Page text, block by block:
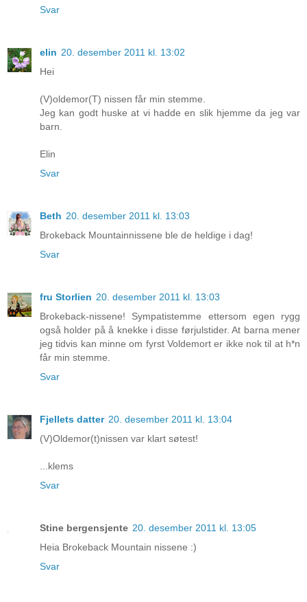
Svar
elin 20. desember 2011 kl. 13:02
Hei
(V)oldemor(T) nissen får min stemme.
Jeg kan godt huske at vi hadde en slik hjemme da jeg var
barn.
Elin
Svar
Beth 20. desember 2011 kl. 13:03
Brokeback Mountainnissene ble de heldige i dag!
Svar
fru Storlien 20. desember 2011 kl. 13:03
Brokeback-nissene! Sympatistemme ettersom egen rygg
også holder på å knekke i disse førjulstider. At barna mener
jeg tidvis kan minne om fyrst Voldemort er ikke nok til at h*n
får min stemme.
Svar
Fjellets datter 20. desember 2011 kl. 13:04
(V)Oldemor(t)nissen var klart søtest!
...klems
Svar
Stine bergensjente 20. desember 2011 kl. 13:05
Heia Brokeback Mountain nissene :)
Svar